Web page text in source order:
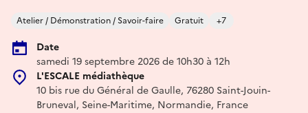
Atelier / Démonstration / Savoir-faire Gratuit +7
Date
samedi 19 septembre 2026 de 10h30 à 12h
L'ESCALE médiathèque
10 bis rue du Général de Gaulle, 76280 Saint-Jouin-
Bruneval, Seine-Maritime, Normandie, France